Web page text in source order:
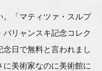
。「マティツァ・スルプ
リャンスキ記念コレク
日で無料と言われまし
美術家なのに美術館に